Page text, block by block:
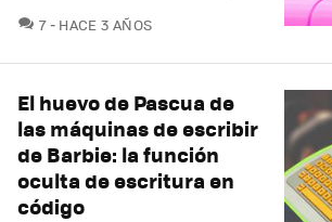
7COMENTARIOS
HACE 3 AÑOS
El huevo de Pascua de
las máquinas de escribir
de Barbie: la función
oculta de escritura en
código